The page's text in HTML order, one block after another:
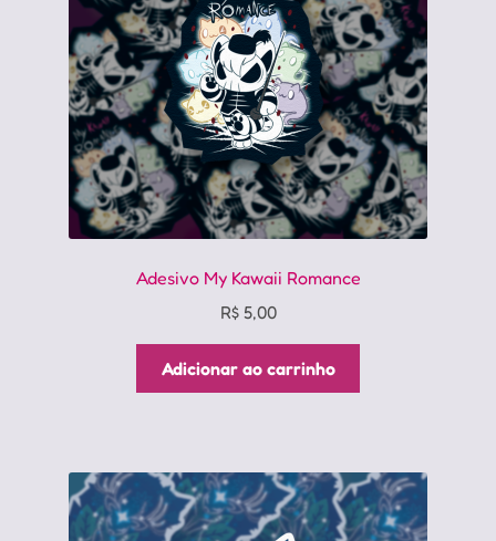
Adesivo My Kawaii Romance
R$5,00
Adicionar ao carrinho